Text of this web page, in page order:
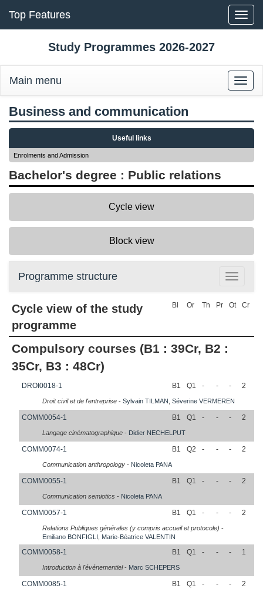
Toggle
Top Features
Study Programmes 2026-2027
Toggle
Main menu
Business and communication
Useful links
Enrolments and Admission
Bachelor's degree : Public relations
Cycle view
Block view
Toggle
Programme structure
Cycle view of the study
programme
Bl Or Th Pr Ot Cr
Compulsory courses (B1 : 39Cr, B2 :
35Cr, B3 : 48Cr)
DROI0018-1 B1 Q1 - - - 2
Droit civil et de l'entreprise - Sylvain TILMAN Séverine VERMEREN
COMM0054-1 B1 Q1 - - - 2
Langage cinématographique - Didier NECHELPUT
COMM0074-1 B1 Q2 - - - 2
Communication anthropology - Nicoleta PANA
COMM0055-1 B1 Q1 - - - 2
Communication semiotics - Nicoleta PANA
COMM0057-1 B1 Q1 - - - 2
Relations Publiques générales (y compris accueil et protocole) -
Emiliano BONFIGLI Marie-Béatrice VALENTIN
COMM0058-1 B1 Q1 - - - 1
Introduction à l'événementiel- Marc SCHEPERS
COMM0085-1 B1 Q1 - - - 2